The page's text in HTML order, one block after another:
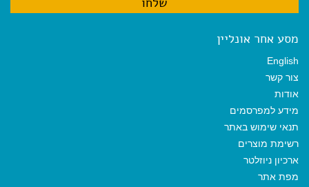
מסע אחר אונליין
English
צור קשר
אודות
מידע למפרסמים
תנאי שימוש באתר
רשימת מוצרים
ארכיון ניוזלטר
מפת אתר